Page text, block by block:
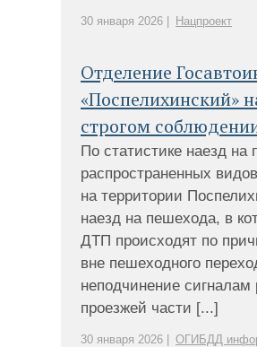
30 января 2026 | Нацпроект
Отделение
«Поспелихинский»
строгом
По статистике наезд
распространенных
на территории
наезд на пешехода, в
ДТП происходят по
вне пешеходного
неподчинение сигналам
проезжей части [...]
30 января 2026 | ОГИБДД